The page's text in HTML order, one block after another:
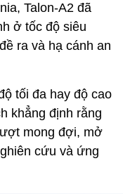
Talon-A2 đã
ở tốc độ siêu
ra và hạ cánh an
tối đa hay độ cao
khẳng định rằng
mong đợi, mở
cứu và ứng